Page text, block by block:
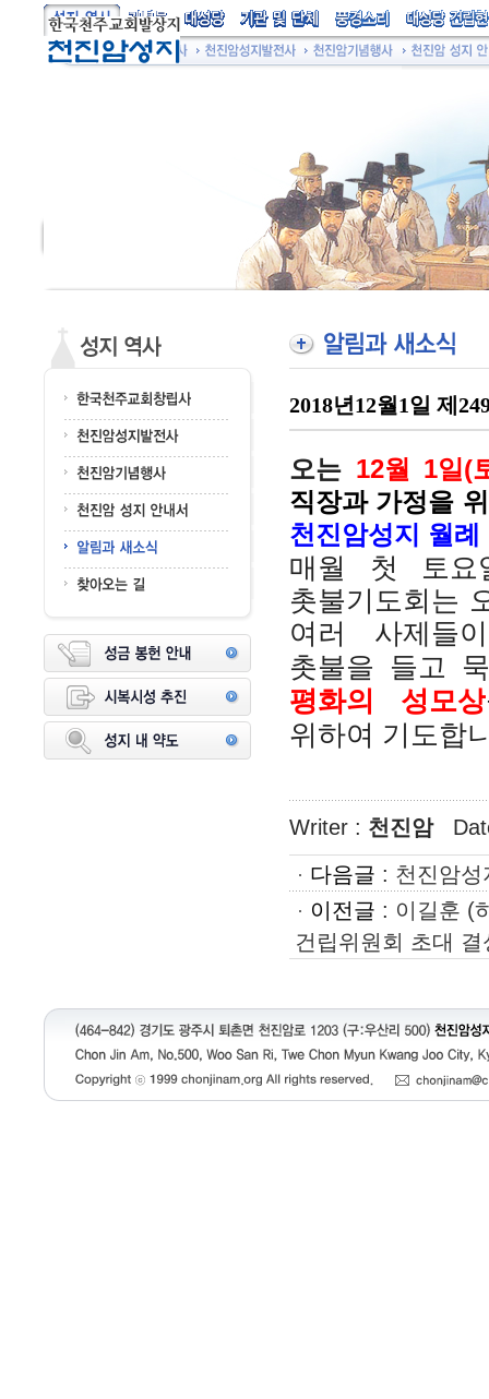
2018년12월1일 제
오는 12월 1일(
직장과 가정을
천진암성지 월
매월 첫 토요
촛불기도회는
여러 사제들이
촛불을 들고
평화의 성모상
위하여 기도합
Writer : 천진암
다음글 : 천진암
이전글 : 이길훈 (
건립위원회 초대